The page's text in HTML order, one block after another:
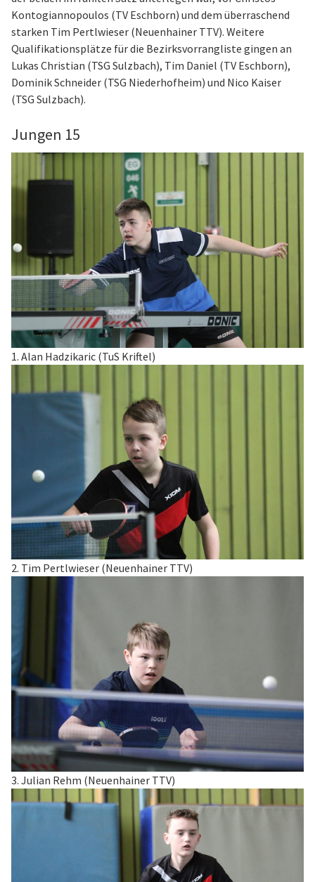
Kontogiannopoulos (TV Eschborn) und dem überraschend
starken Tim Pertlwieser (Neuenhainer TTV). Weitere
Qualifikationsplätze für die Bezirksvorrangliste gingen an
Lukas Christian (TSG Sulzbach), Tim Daniel (TV Eschborn),
Dominik Schneider (TSG Niederhofheim) und Nico Kaiser
(TSG Sulzbach).
Jungen 15
1. Alan Hadzikaric (TuS Kriftel)
2. Tim Pertlwieser (Neuenhainer TTV)
3. Julian Rehm (Neuenhainer TTV)